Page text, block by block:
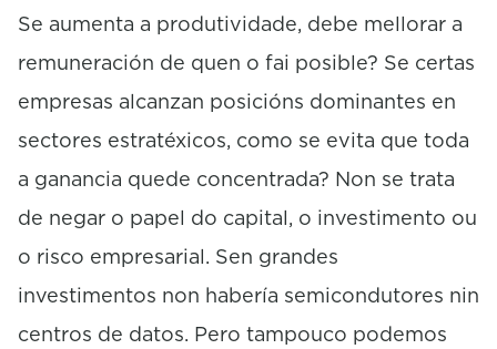
Se aumenta a produtividade, debe mellorar a
remuneración de quen o fai posible? Se certas
empresas alcanzan posicións dominantes en
sectores estratéxicos, como se evita que toda
a ganancia quede concentrada? Non se trata
de negar o papel do capital, o investimento ou
o risco empresarial. Sen grandes
investimentos non habería semicondutores nin
centros de datos. Pero tampouco podemos